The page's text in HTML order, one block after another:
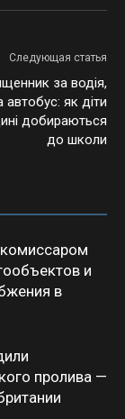
Следующая статья
за водія,
як діти
добираються
до школи
и
в
пролива —